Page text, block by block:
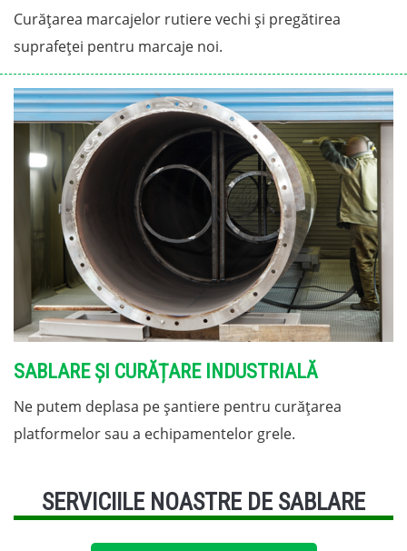
Curățarea marcajelor rutiere vechi și pregătirea
suprafeței pentru marcaje noi.
SABLARE ȘI CURĂȚARE INDUSTRIALĂ
Ne putem deplasa pe șantiere pentru curățarea
platformelor sau a echipamentelor grele.
SERVICIILE NOASTRE DE SABLARE